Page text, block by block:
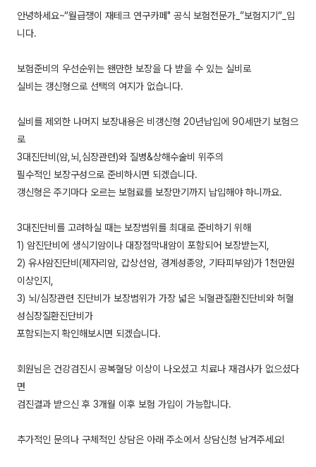
안녕하세요~“월급쟁이 재테크 연구카페" 공식 보험전문가_”보험지기“_입
니다.
보험준비의 우선순위는 왠만한 보장을 다 받을 수 있는 실비로
실비는 갱신형으로 선택의 여지가 없습니다.
실비를 제외한 나머지 보장내용은 비갱신형 20년납입에 90세만기 보험으
로
3대진단비(암,뇌,심장관련)와 질병&상해수술비 위주의
필수적인 보장구성으로 준비하시면 되겠습니다.
갱신형은 주기마다 오르는 보험료를 보장만기까지 납입해야 하니까요.
3대진단비를 고려하실 때는 보장범위를 최대로 준비하기 위해
1) 암진단비에 생식기암이나 대장점막내암이 포함되어 보장받는지,
2) 유사암진단비(제자리암, 갑상선암, 경계성종양, 기타피부암)가 1천만원
이상인지,
3) 뇌/심장관련 진단비가 보장범위가 가장 넓은 뇌혈관질환진단비와 허혈
성심장질환진단비가
포함되는지 확인해보시면 되겠습니다.
회원님은 건강검진시 공복혈당 이상이 나오셨고 치료나 재검사가 없으셨다
면
검진결과 받으신 후 3개월 이후 보험 가입이 가능합니다.
추가적인 문의나 구체적인 상담은 아래 주소에서 상담신청 남겨주세요!